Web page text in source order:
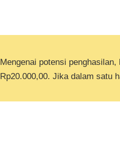
Mengenai potensi
Rp20.000,00. Jika dalam satu